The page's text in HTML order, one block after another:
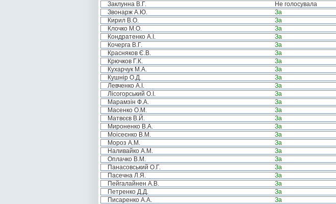
Заклунна В.Г.
Не голосувала
Звонарж А.Ю.
За
Кирил В.О.
За
Клочко М.О.
За
Кондратенко А.І.
За
Кочерга В.Г.
За
Красняков Є.В.
За
Крючков Г.К.
За
Кухарчук М.А.
За
Кушнір О.Д.
За
Левченко А.І.
За
Лісогорський О.І.
За
Марамзін Ф.А.
За
Масенко О.М.
За
Матвєєв В.Й.
За
Мироненко В.А.
За
Моісеєнко В.М.
За
Мороз А.М.
За
Наливайко А.М.
За
Оплачко В.М.
За
Панасовський О.Г.
За
Пасечна Л.Я.
За
Пейгалайнен А.В.
За
Петренко Д.Д.
За
Писаренко А.А.
За